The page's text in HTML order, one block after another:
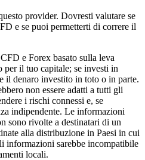
provider. Dovresti valutare se
e se puoi permetterti di correre il
e Forex basato sulla leva
per il tuo capitale; se investi in
il denaro investito in toto o in parte.
non essere adatti a tutti gli
i rischi connessi e, se
indipendente. Le informazioni
sono rivolte a destinatari di un
alla distribuzione in Paesi in cui
informazioni sarebbe incompatibile
locali.